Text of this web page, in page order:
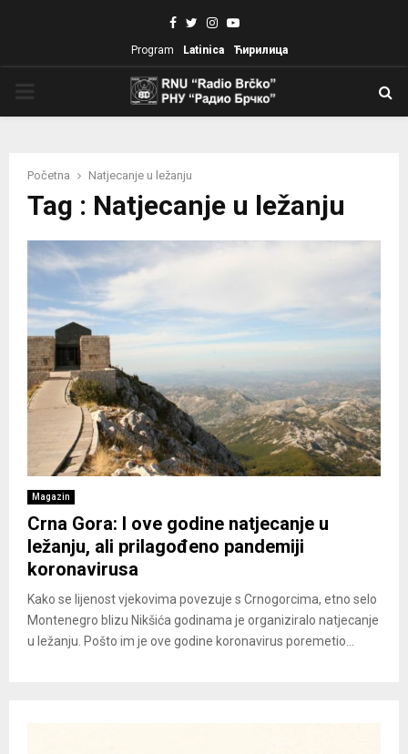
Facebook
TwitterInstagram
Youtube
Program Latinica Ћирилица
Početna Natjecanje u ležanju
Tag : Natjecanje u ležanju
Magazin
Crna Gora: I ove godine natjecanje u
ležanju, ali prilagođeno pandemiji
koronavirusa
Kako se lijenost vjekovima povezuje s Crnogorcima, etno selo
Montenegro blizu Nikšića godinama je organiziralo natjecanje
u ležanju. Pošto im je ove godine koronavirus poremetio...